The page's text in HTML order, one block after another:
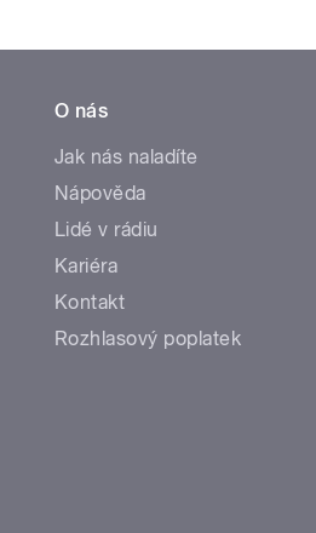
O nás
Jak nás naladíte
Nápověda
Lidé v rádiu
Kariéra
Kontakt
Rozhlasový poplatek